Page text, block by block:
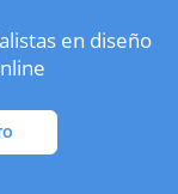
en diseño